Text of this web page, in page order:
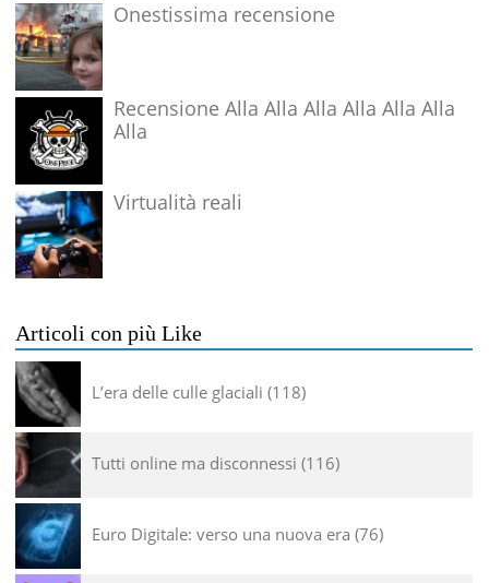
Onestissima recensione
Recensione Alla Alla Alla Alla Alla Alla
Alla
Virtualità reali
Articoli con più Like
L’era delle culle glaciali 118
Tutti online ma disconnessi 116
Euro Digitale: verso una nuova era 76